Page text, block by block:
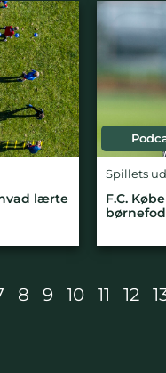
lærte
Spillets
F.C.
8 9 10 11 12